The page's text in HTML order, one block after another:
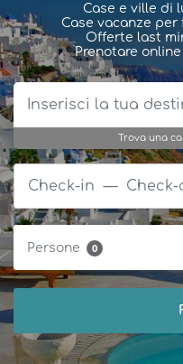
Case e ville di
Case vacanze
Offerte last
Prenotare
Trova una
Persone 0